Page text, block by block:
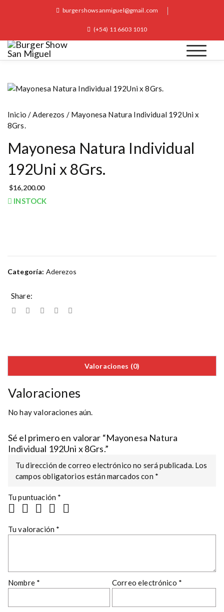
o
burgershowsanmiguel@gmail.com
(+54) 11 6603 1010
Burger Show San Miguel
Inicio /Aderezos / Mayonesa Natura Individual 192Uni x
8Grs.
Mayonesa Natura Individual
192Uni x 8Grs.
$16,200.00
INSTOCK
Categoría: Aderezos
Share:
Valoraciones (0)
Valoraciones
No hay valoraciones aún.
Sé el primero en valorar “Mayonesa Natura
Individual 192Uni x 8Grs.”
Tu dirección de correo electrónico no será publicada. Los
campos obligatorios están marcados con *
Tu puntuación *
Tu valoración *
Nombre * Correo electrónico *